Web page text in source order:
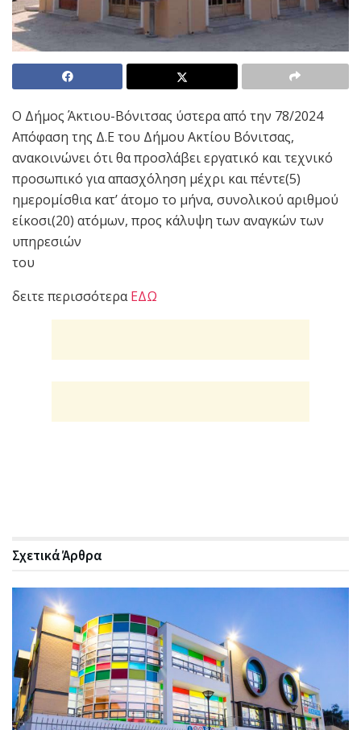
Ο Δήμος Άκτιου-Βόνιτσας ύστερα από την 78/2024
Απόφαση της Δ.Ε του Δήμου Ακτίου Βόνιτσας,
ανακοινώνει ότι θα προσλάβει εργατικό και τεχνικό
προσωπικό για απασχόληση μέχρι και πέντε(5)
ημερομίσθια κατ’ άτομο το μήνα, συνολικού αριθμού
είκοσι(20) ατόμων, προς κάλυψη των αναγκών των
υπηρεσιών
του
δειτε περισσότεραΕΔΩ
ΣχετικάΆρθρα